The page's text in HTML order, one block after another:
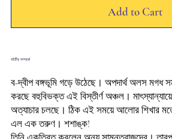
Add to Cart
বইটির সম্পর্কে
ব-দ্বীপ বঙ্গভূমি গড়ে উঠেছে। অপদার্থ অলস মগধ
করছে বহুবিভক্ত এই বিস্তীর্ণ অঞ্চল।
অত্যাচার চলছে। ঠিক এই সময়ে আলোর শিখার
এল এক তরুণ। শশাঙ্ক!